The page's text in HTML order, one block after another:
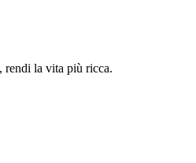
rendi la vita più ricca.